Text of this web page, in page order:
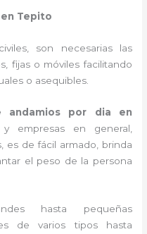
Tepito
son necesarias las
fijas o móviles facilitando
o asequibles.
andamios por dia en
empresas en general,
es de fácil armado, brinda
el peso de la persona
hasta pequeñas
de varios tipos hasta